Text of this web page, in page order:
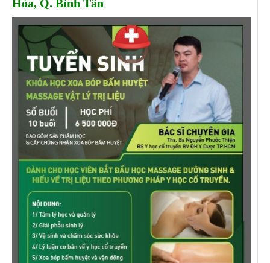
Hòa, Q. Bình Tân